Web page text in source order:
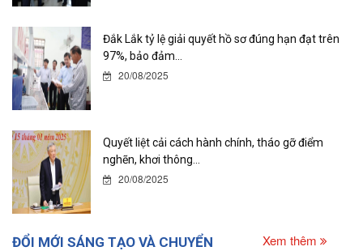
Đắk Lắk tỷ lệ giải quyết hồ sơ đúng hạn đạt trên
97%, bảo đảm...
20/08/2025
Quyết liệt cải cách hành chính, tháo gỡ điểm
nghẽn, khơi thông...
20/08/2025
ĐỔI MỚI SÁNG TẠO VÀ CHUYỂN
Xem thêm